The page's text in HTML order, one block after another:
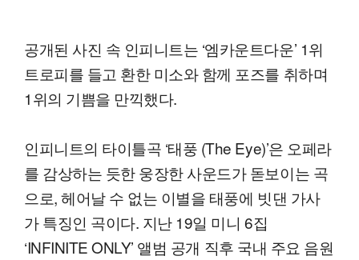
공개된 사진 속 인피니트는 ‘엠카운트다운’ 1위
트로피를 들고 환한 미소와 함께 포즈를 취하며
1위의 기쁨을 만끽했다.
인피니트의 타이틀곡 ‘태풍 (The Eye)’은 오페라
를 감상하는 듯한 웅장한 사운드가 돋보이는 곡
으로, 헤어날 수 없는 이별을 태풍에 빗댄 가사
가 특징인 곡이다. 지난 19일 미니 6집
‘INFINITE ONLY’ 앨범 공개 직후 국내 주요 음원